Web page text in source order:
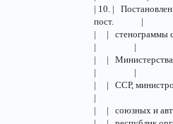
| 10. |
пост. |
| |
| |
| |
| |
| | ССР,
|
| |